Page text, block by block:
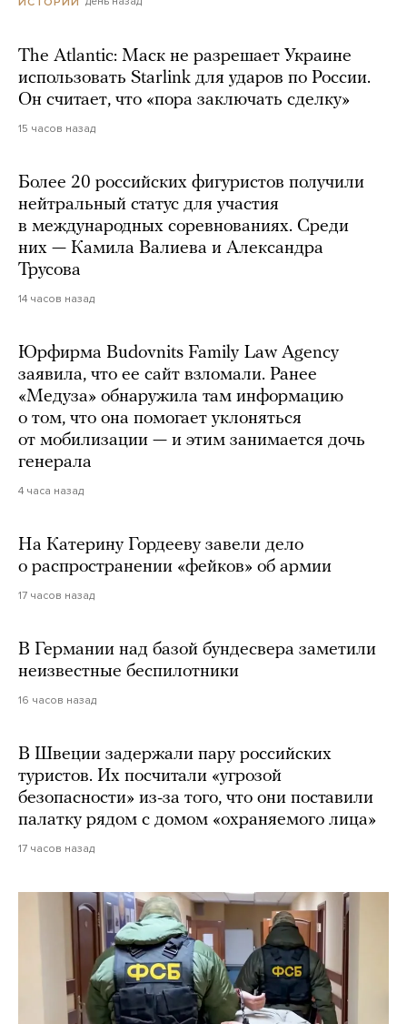
The Atlantic: Маск не разрешает Украине
использовать Starlink для ударов по России.
Он считает, что «пора заключать сделку»
15 часов назад
Более 20 российских фигуристов получили
нейтральный статус для участия
в международных соревнованиях. Среди
них — Камила Валиева и Александра
Трусова
14 часов назад
Юрфирма Budovnits Family Law Agency
заявила, что ее сайт взломали. Ранее
«Медуза» обнаружила там информацию
о том, что она помогает уклоняться
от мобилизации — и этим занимается дочь
генерала
4 часа назад
На Катерину Гордееву завели дело
о распространении «фейков» об армии
17 часов назад
В Германии над базой бундесвера заметили
неизвестные беспилотники
16 часов назад
В Швеции задержали пару российских
туристов. Их посчитали «угрозой
безопасности» из-за того, что они поставили
палатку рядом с домом «охраняемого лица»
17 часов назад